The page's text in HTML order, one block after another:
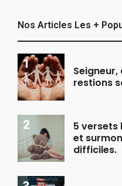
Nos Articles Les +
restions
5 versets
et
difficiles.